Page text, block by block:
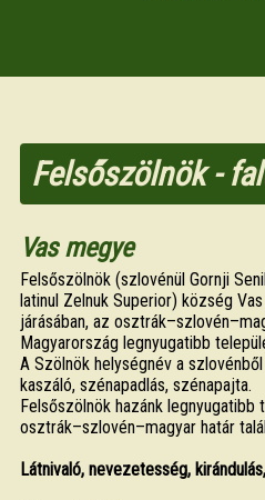
Felsőszölnök -
Vas megye
Felsőszölnök (szlovénül Gornji
latinul Zelnuk Superior) község
járásában, az
Magyarország legnyugatibb
A Szölnök helységnév a
kaszáló, szénapadlás, szénapajta.
Felsőszölnök hazánk legnyugatibb
osztrák–szlovén–magyar határ
Látnivaló, nevezetesség,